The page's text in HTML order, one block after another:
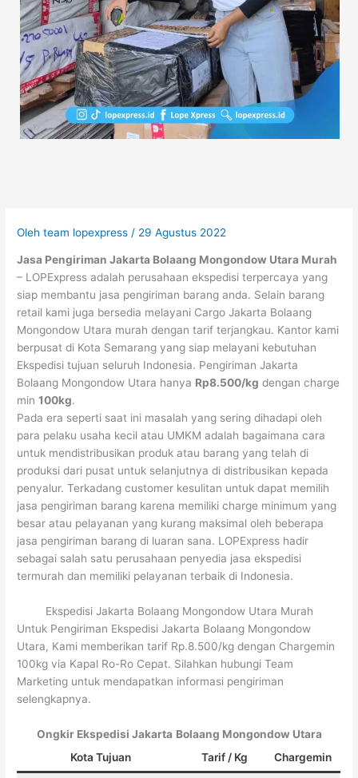
Olehteam lopexpress / 29 Agustus 2022
Jasa Pengiriman Jakarta Bolaang Mongondow Utara Murah
– LOPExpress adalah perusahaan ekspedisi terpercaya yang
siap membantu jasa pengiriman barang anda. Selain barang
retail kami juga bersedia melayani Cargo Jakarta Bolaang
Mongondow Utara murah dengan tarif terjangkau. Kantor kami
berpusat di Kota Semarang yang siap melayani kebutuhan
Ekspedisi tujuan seluruh Indonesia. Pengiriman Jakarta
Bolaang Mongondow Utara hanya Rp8.500/kg dengan charge
min100kg.
Pada era seperti saat ini masalah yang sering dihadapi oleh
para pelaku usaha kecil atau UMKM adalah bagaimana cara
untuk mendistribusikan produk atau barang yang telah di
produksi dari pusat untuk selanjutnya di distribusikan kepada
penyalur. Terkadang customer kesulitan untuk dapat memilih
jasa pengiriman barang karena memiliki charge minimum yang
besar atau pelayanan yang kurang maksimal oleh beberapa
jasa pengiriman barang di luaran sana. LOPExpress hadir
sebagai salah satu perusahaan penyedia jasa ekspedisi
termurah dan memiliki pelayanan terbaik di Indonesia.
Ekspedisi Jakarta Bolaang Mongondow Utara Murah
Untuk Pengiriman Ekspedisi Jakarta Bolaang Mongondow
Utara, Kami memberikan tarif Rp.8.500/kg dengan Chargemin
100kg via Kapal Ro-Ro Cepat. Silahkan hubungi Team
Marketing untuk mendapatkan informasi pengiriman
selengkapnya.
Ongkir Ekspedisi Jakarta Bolaang Mongondow Utara
Kota Tujuan
Tarif / Kg Chargemin